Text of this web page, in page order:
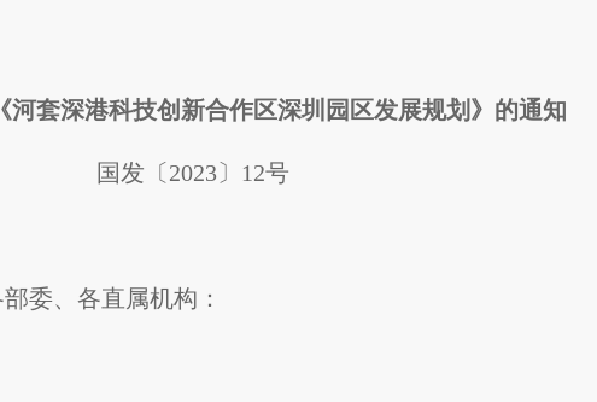
河套深港科技创新合作区深圳园区发展规划》的通知
国发〔2023〕12号
、各直属机构：